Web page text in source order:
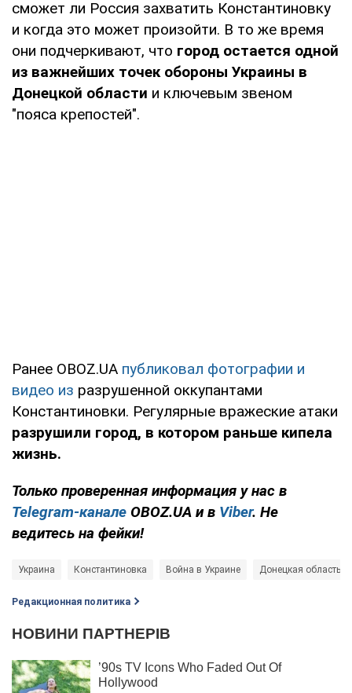
сможет ли Россия захватить Константиновку
и когда это может произойти. В то же время
они подчеркивают, что город остается одной
из важнейших точек обороны Украины в
Донецкой области и ключевым звеном
"пояса крепостей".
Ранее OBOZ.UA публиковал фотографии и
видео из разрушенной оккупантами
Константиновки. Регулярные вражеские атаки
разрушили город, в котором раньше кипела
жизнь.
Только проверенная информация у нас в
Telegram-канале OBOZ.UA и в Viber. Не
ведитесь на фейки!
Украина Константиновка Война в Украине Донецкая область
Редакционная политика